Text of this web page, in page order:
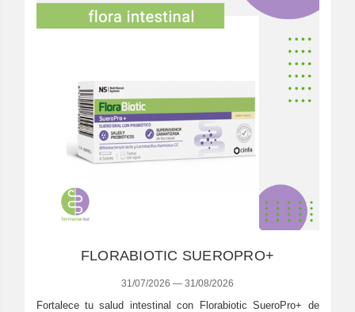
FLORABIOTIC SUEROPRO+
31/07/2026 — 31/08/2026
Fortalece tu salud intestinal con Florabiotic SueroPro+ de